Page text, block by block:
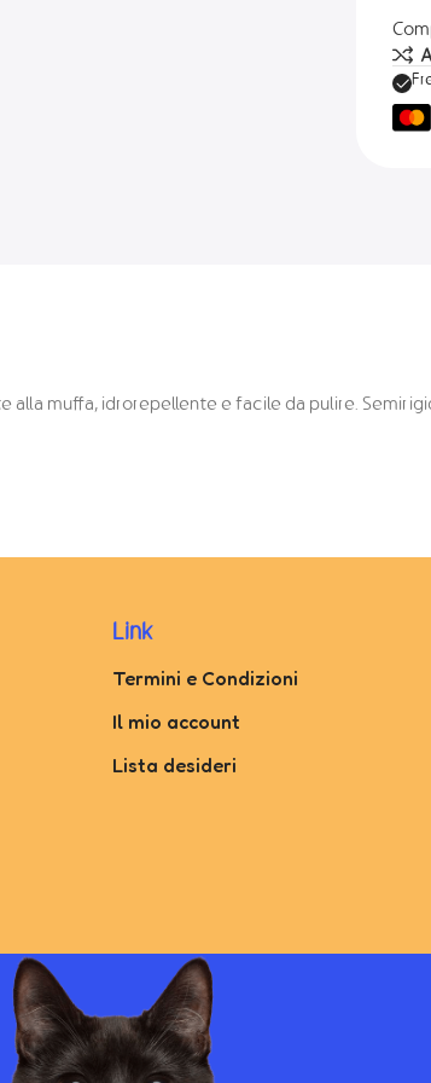
muffa, idrorepellente e facile da pulire.
Link
Termini e Condizioni
Il mio account
Lista desideri